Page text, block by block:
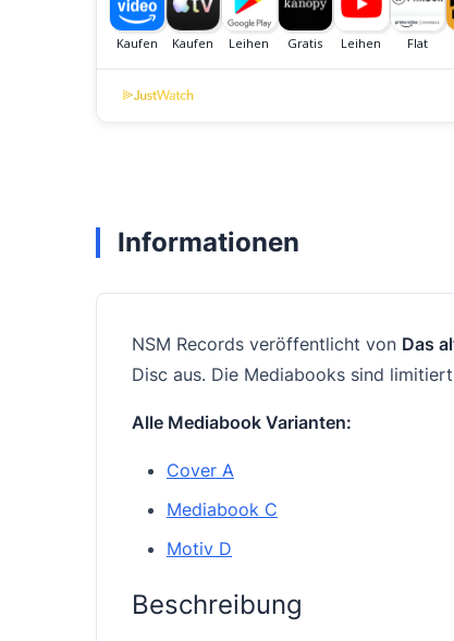
Informationen
NSM Records veröffentlicht von Das
Disc aus. Die Mediabooks sind
Alle Mediabook Varianten:
Cover A
Mediabook C
Motiv D
Beschreibung